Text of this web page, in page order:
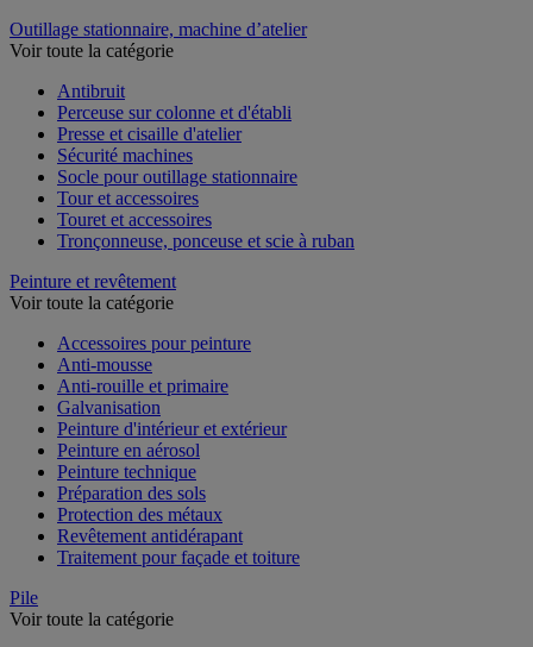
Outillage stationnaire, machine d’atelier
Voir toute la catégorie
Antibruit
Perceuse sur colonne et d'établi
Presse et cisaille d'atelier
Sécurité machines
Socle pour outillage stationnaire
Tour et accessoires
Touret et accessoires
Tronçonneuse, ponceuse et scie à ruban
Peinture et revêtement
Voir toute la catégorie
Accessoires pour peinture
Anti-mousse
Anti-rouille et primaire
Galvanisation
Peinture d'intérieur et extérieur
Peinture en aérosol
Peinture technique
Préparation des sols
Protection des métaux
Revêtement antidérapant
Traitement pour façade et toiture
Pile
Voir toute la catégorie